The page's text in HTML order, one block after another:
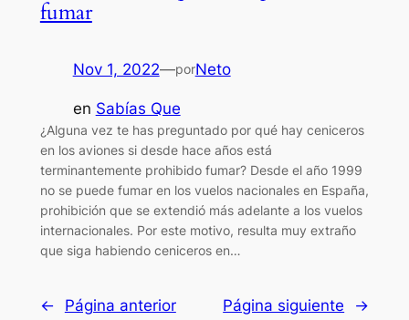
fumar
Nov 1, 2022—porNeto
en Sabías Que
¿Alguna vez te has preguntado por qué hay ceniceros
en los aviones si desde hace años está
terminantemente prohibido fumar? Desde el año 1999
no se puede fumar en los vuelos nacionales en España,
prohibición que se extendió más adelante a los vuelos
internacionales. Por este motivo, resulta muy extraño
que siga habiendo ceniceros en…
← Página anterior Página siguiente →